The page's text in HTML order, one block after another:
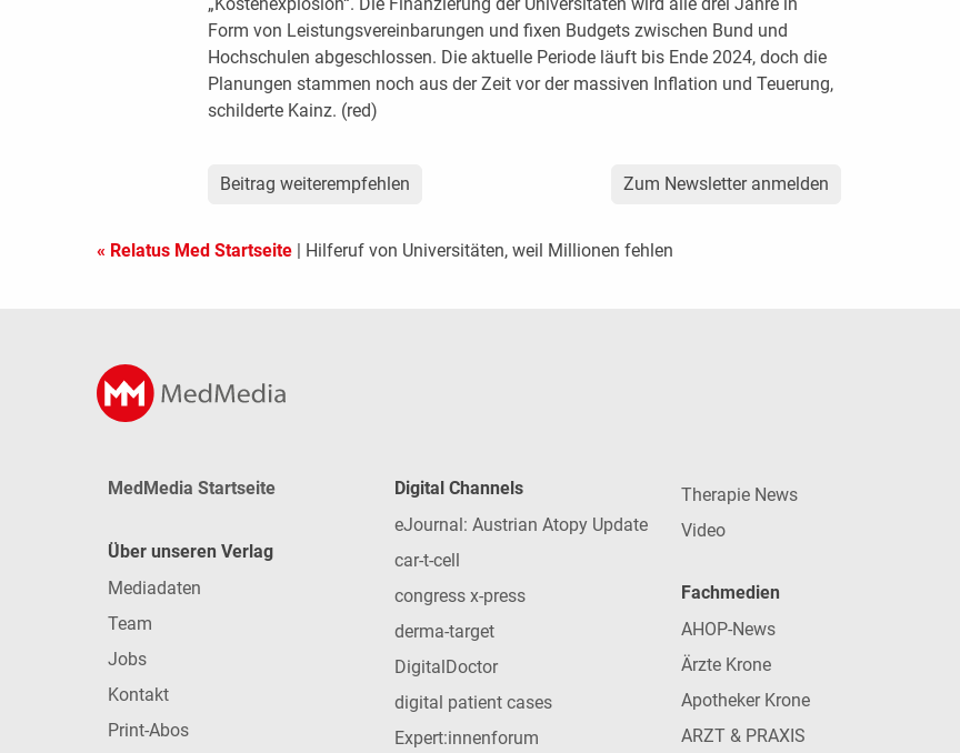
„Kostenexplosion“. Die Finanzierung der Universitäten wird alle drei Jahre in
Form von Leistungsvereinbarungen und fixen Budgets zwischen Bund und
Hochschulen abgeschlossen. Die aktuelle Periode läuft bis Ende 2024, doch die
Planungen stammen noch aus der Zeit vor der massiven Inflation und Teuerung,
schilderte Kainz. (red)
Beitrag weiterempfehlen Zum Newsletter anmelden
« Relatus Med Startseite | Hilferuf von Universitäten, weil Millionen fehlen
MedMedia Startseite
Über unseren Verlag
Mediadaten
Team
Jobs
Kontakt
Print-Abos
Digital Channels
eJournal: Austrian Atopy Update
car-t-cell
congress x-press
derma-target
DigitalDoctor
digital patient cases
Expert:innenforum
Therapie News
Video
Fachmedien
AHOP-News
Ärzte Krone
Apotheker Krone
ARZT & PRAXIS